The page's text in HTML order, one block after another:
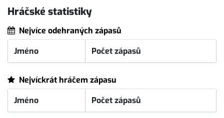
Hráčské statistiky
Nejvíce odehraných zápasů
Jméno
Počet zápasů
Nejvíckrát hráčem zápasu
Jméno
Počet zápasů